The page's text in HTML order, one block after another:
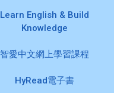
Learn English & Build
Knowledge
智愛中文網上學習課程
HyRead電子書